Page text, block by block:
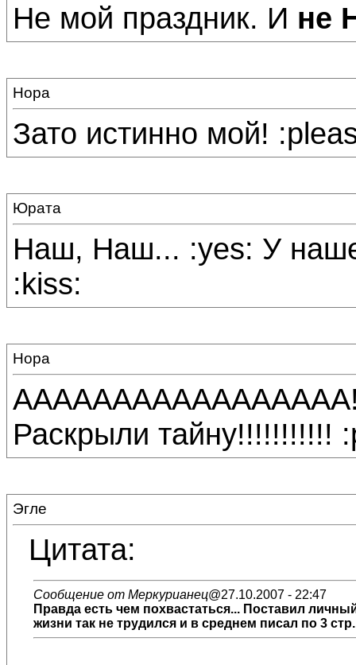
Не мой праздник. И не
Нора
Зато истинно мой!
Юрата
Наш, Наш... :yes: У
:kiss:
Нора
Раскрыли тайну!!!!!!!!!!!
Эгле
Цитата:
Сообщение от Меркурианец@27.10.2007 - 22:47
Правда есть чем похвастаться... Поставил
жизни так не трудился и в среднем писал по 3